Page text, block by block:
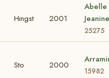
Hingst 2001
Abelle
Jeanine
25275
Sto 2000
15982